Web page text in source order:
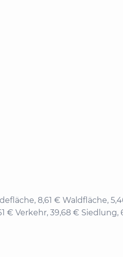
8,61 € Waldfläche,
€ Verkehr, 39,68 € Siedlung,